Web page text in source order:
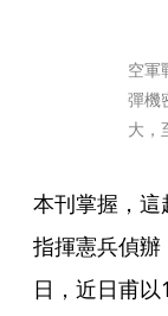
空軍
彈機
大，
本刊掌握，
指揮憲兵偵辦
日，近日甫